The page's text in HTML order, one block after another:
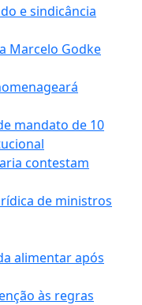
e sindicância
Marcelo Godke
mandato de 10
contestam
de ministros
alimentar após
às regras